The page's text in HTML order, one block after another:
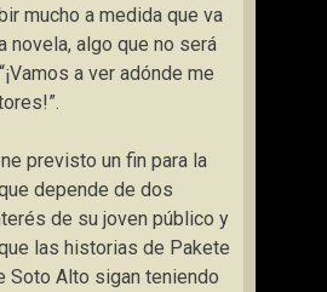
mucho a medida que va
novela, algo que no será
a ver adónde me
previsto un fin para la
depende de dos
de su joven público y
las historias de Pakete
Soto Alto sigan teniendo